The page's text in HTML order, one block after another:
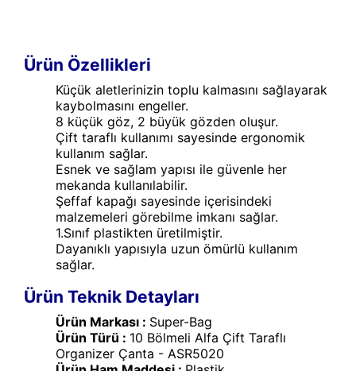
Ürün Özellikleri
Küçük aletlerinizin toplu kalmasını sağlayarak
kaybolmasını engeller.
8 küçük göz, 2 büyük gözden oluşur.
Çift taraflı kullanımı sayesinde ergonomik
kullanım sağlar.
Esnek ve sağlam yapısı ile güvenle her
mekanda kullanılabilir.
Şeffaf kapağı sayesinde içerisindeki
malzemeleri görebilme imkanı sağlar.
1.Sınıf plastikten üretilmiştir.
Dayanıklı yapısıyla uzun ömürlü kullanım
sağlar.
Ürün Teknik Detayları
Ürün Markası : Super-Bag
Ürün Türü : 10 Bölmeli Alfa Çift Taraflı
Organizer Çanta - ASR5020